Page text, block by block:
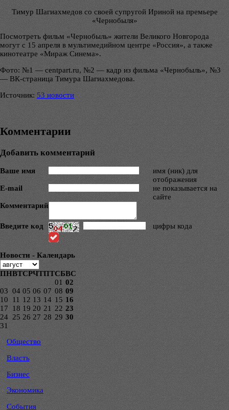
Тимур Шагиахмедов со своей супругой Ириной на премьере
«Чернобыля»
Посмотреть фильм «Чернобыль» жители Великого Новгорода
могут с 15 апреля в мультимедийном центре «Россия», а также
кинотеатре «Мираж Синема».
Фото: №1 — centpart.ru, №2 — кадр из фильма «Чернобыль», №3
— ВК-страница Тимура Шагиахмедова.
Источник: 53 новости
Комментарии
Добавить комментарий
Ваше имя
имя (ник) для
отображения
E-mail
не показывается на
сайте
Комментарий
Введите код цифры кода
Новости - Календарь
ПНВТСРЧТПТСБВС
01 02
03 04 05 06 07 08 09
10
11 12 13 14 15 16
17
18 19 20 21 22 23
24 25 26 27 28 29 30
31
Общество
Власть
Бизнес
Экономика
События